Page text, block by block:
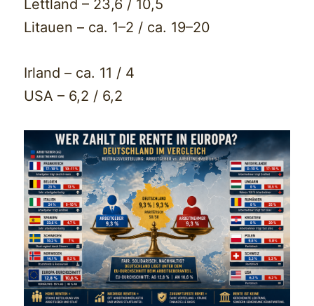
Lettland – 23,6 / 10,5
Litauen – ca. 1–2 / ca. 19–20
Irland – ca. 11 / 4
USA – 6,2 / 6,2